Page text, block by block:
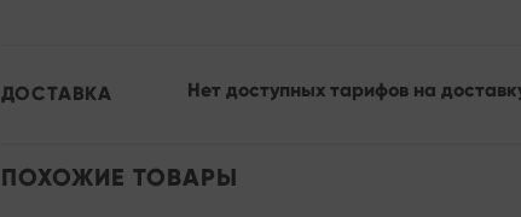
ДОСТАВКА Нет доступных тарифов на
ПОХОЖИЕ ТОВАРЫ